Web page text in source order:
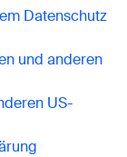
Datenschutz
und anderen
US-